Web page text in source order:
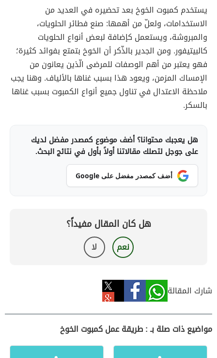
يستخدم كمبوت الخوخ بعد تحضيره في العديد من
الاستخدامات، ولعلّ من أهمها: صنع فطائر الحلويات،
والمبروشة، ويستعمل كإضافة لبعض أنواع الحلويات
كالبيتيفور. ومن الجدير بالذّكر أن الخوخ بتمتع بفوائد كثيرة؛
فهو يعتبر من أهم الوصفات للمرضى الّذين يعانون من
الإمساك المزمن، ويعود هذا بسبب غناها بالألياف. وهنا يجب
ملاحظة الاعتدال في تناول جميع أنواع الكمبوت بسبب غناها
بالسكر.
هل يعجبك محتوانا؟ أضف موضوع كمصدر مفضل لديك
على جوجل لتصلك مقالاتنا أولاً بأول في نتائج البحث.
أضف كمصدر مفضل على Google
هل كان المقال مفيداً؟
نعم لا
شارك المقالة
مواضيع ذات صلة بـ : طريقة عمل كمبوت الخوخ